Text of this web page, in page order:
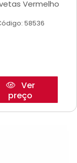
Vermelho
58536
Ver
preço